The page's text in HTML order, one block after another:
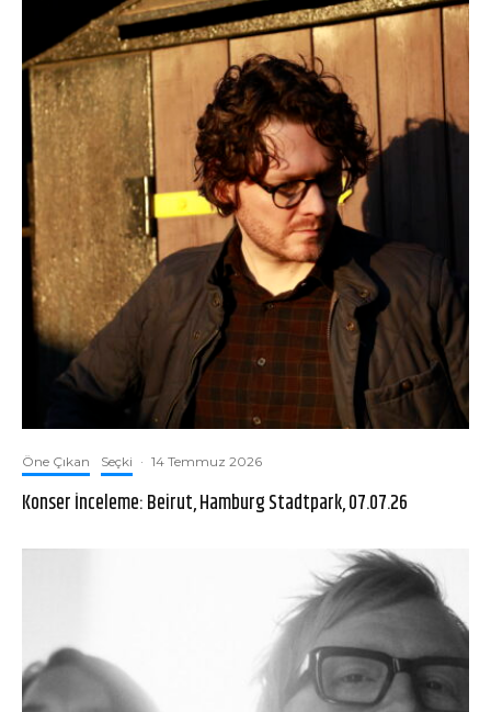
Öne Çıkan Seçki · 14 Temmuz 2026
Konser İnceleme: Beirut, Hamburg Stadtpark, 07.07.26